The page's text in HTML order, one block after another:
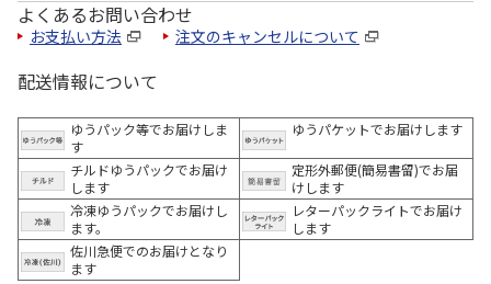
よくあるお問い合わせ
お支払い方法 注文のキャンセルについて
配送情報について
ゆうパック等でお届けしま
す
ゆうパケットでお届けします
チルドゆうパックでお届け
します
定形外郵便(簡易書留)でお届
けします
冷凍ゆうパックでお届けし
ます。
レターパックライトでお届け
します
佐川急便でのお届けとなり
ます